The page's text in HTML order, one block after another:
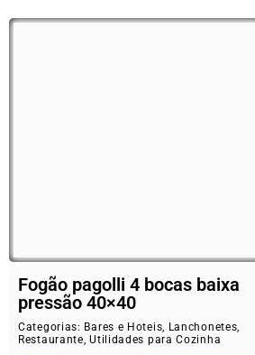
Fogão pagolli 4 bocas baixa
pressão 40×40
Categorias: Bares e Hoteis, Lanchonetes,
Restaurante,Utilidades para Cozinha